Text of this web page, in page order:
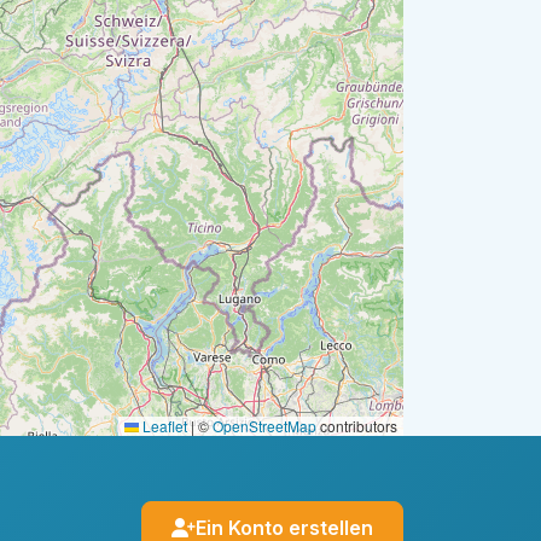
Leaflet|©OpenStreetMapcontributors
Ein Konto erstellen